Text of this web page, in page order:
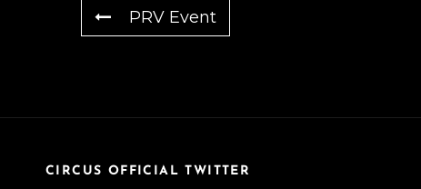
PRV Event
CIRCUS OFFICIAL TWITTER